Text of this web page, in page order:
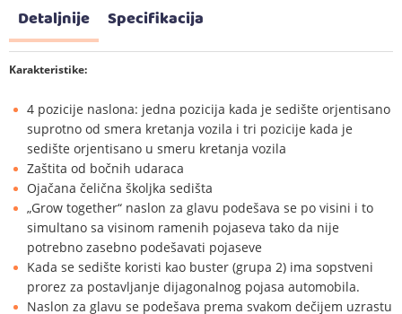
Detaljnije Specifikacija
Karakteristike:
4 pozicije naslona: jedna pozicija kada je sedište orjentisano
suprotno od smera kretanja vozila i tri pozicije kada je
sedište orjentisano u smeru kretanja vozila
Zaštita od bočnih udaraca
Ojačana čelična školjka sedišta
„Grow together“ naslon za glavu podešava se po visini i to
simultano sa visinom ramenih pojaseva tako da nije
potrebno zasebno podešavati pojaseve
Kada se sedište koristi kao buster (grupa 2) ima sopstveni
prorez za postavljanje dijagonalnog pojasa automobila.
Naslon za glavu se podešava prema svakom dečijem uzrastu